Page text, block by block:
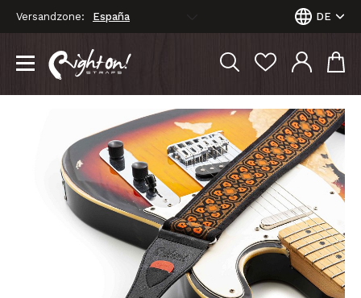
Versandzone: DE